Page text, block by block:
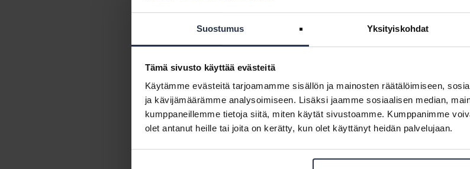
Suostumus Yksityiskohdat
Tämä sivusto käyttää evästeitä
Käytämme evästeitä tarjoamamme sisällön ja mainosten räätälöimiseen,
ja kävijämäärämme analysoimiseen. Lisäksi jaamme sosiaalisen median,
kumppaneillemme tietoja siitä, miten käytät sivustoamme. Kumppanimme
olet antanut heille tai joita on kerätty, kun olet käyttänyt heidän palvelujaan.
Isännöintiliiton asiakas- ja sidosryhmärekisteri
Tässä selosteessa kerromme, kuinka käsittelemme henkilötietoja asiakas- ja
toteuttamiseksi. Lisäksi keräämme sidosryhmien edustajien tietoja
asiakasyritysten yhteyshenkilöiden tietoja markkinointitarkoituksessa.
Isännöintiliiton asiakas- ja sidosryhmärekisterin tietosuojaseloste
Isännöintiliiton Palvelu Oy:n asiakasrekisteri